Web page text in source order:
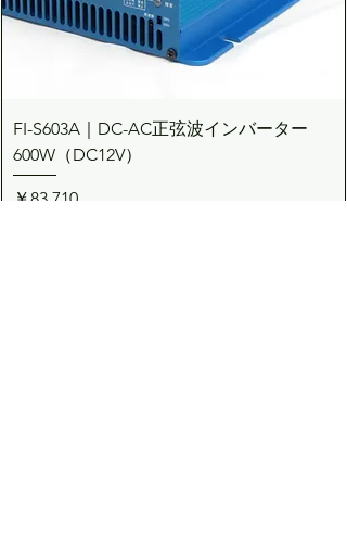
FI-S603A｜DC-AC正弦波インバーター
600W（DC12V）
価格
￥83,710